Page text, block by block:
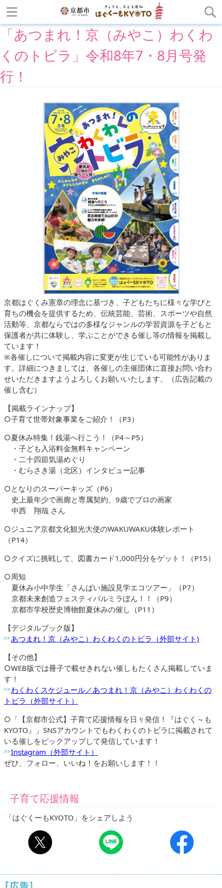
「あつまれ！京（みやこ）わくわ
くのトビラ」令和8年7・8月号発
行！
京都はぐくみ憲章の理念に基づき、子どもたちに様々な学びと
育ちの機会を提供するため、伝統芸能、芸術、スポーツや自然
活動等、京都ならではの多様なジャンルの学習資源を子どもと
保護者が共に体験し、学ぶことができる催し等の情報を掲載し
ています！
※各催しについて掲載内容に変更が生じている可能性がありま
す。詳細につきましては、各催しの主催団体に直接お問い合わ
せいただきますようよろしくお願いいたします。（広告記載の
催し含む）
【掲載ラインナップ】
○子育て世帯対象事業をご紹介！（P3）
○夏休み特集！銭湯へ行こう！（P4～P5）
・子ども入浴料金無料キャンペーン
・二十四節気湯めぐり
・むらさき湯（北区）インタビュー記事
○となりのスーパーキッズ（P6）
史上最年少で画廊と専属契約、9歳でプロの画家
中西 翔哉 さん
○ジュニア京都文化観光大使のWAKUWAKU体験レポート
（P14）
○クイズに挑戦して、図書カード1,000円分をゲット！（P15）
○周知
夏休み小中学生「さんぱい施設見学エコツアー」（P7）
京都未来創造フェスティバルミラぼん！！（P9）
京都市学校歴史博物館夏休みの催し（P11）
【デジタルブック版】
あつまれ！京（みやこ）わくわくのトビラ（外部サイト)
【その他】
○WEB版では冊子で載せきれない催しもたくさん掲載していま
す！
わくわくスケジュール／あつまれ！京（みやこ）わくわくの
トビラ（外部サイト）
○「【京都市公式】子育て応援情報を日々発信！『はぐく～も
KYOTO』」SNSアカウントでもわくわくのトビラに掲載されて
いる催しをピックアップして発信しています！
Instagram（外部サイト）
ぜひ、フォロー、いいね！をお願いします！！
子育て応援情報
「はぐくーもKYOTO」をシェアしよう